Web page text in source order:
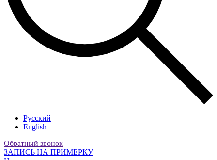
Русский
English
Обратный звонок
ЗАПИСЬ НА ПРИМЕРКУ